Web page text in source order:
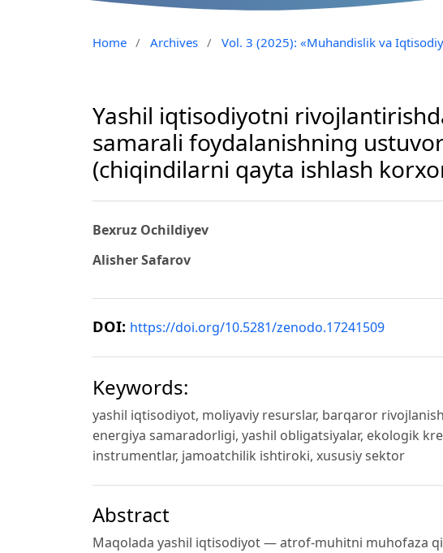
Home / Archives / Vol. 3 (2025): «Muhandislik va
Yashil iqtisodiyotni
samarali foydalanishning
(chiqindilarni qayta ishlash
Bexruz Ochildiyev
Alisher Safarov
DOI: https://doi.org/10.5281/zenodo.17241509
Keywords:
yashil iqtisodiyot, moliyaviy resurslar, barqaror
energiya samaradorligi, yashil obligatsiyalar, ekologik
instrumentlar, jamoatchilik ishtiroki, xususiy sektor
Abstract
Maqolada yashil iqtisodiyot — atrof-muhitni muhofaza